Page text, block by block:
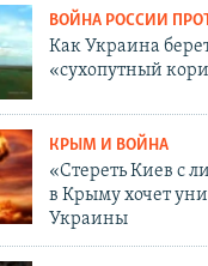
ВОЙНА РОССИИ
Как Украина
«сухопутный
КРЫМ И ВОЙНА
«Стереть Киев с
в Крыму хочет
Украины